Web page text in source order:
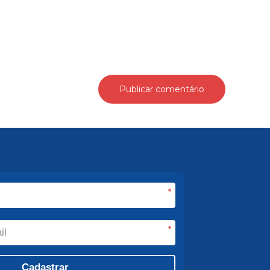
*
*
Cadastrar